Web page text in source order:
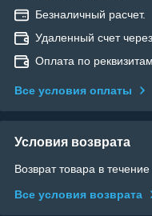
Безналичный расчет.
Удаленный счет
Оплата по реквизитам
Все условия оплаты
Условия возврата
Возврат товара в
Все условия возврата